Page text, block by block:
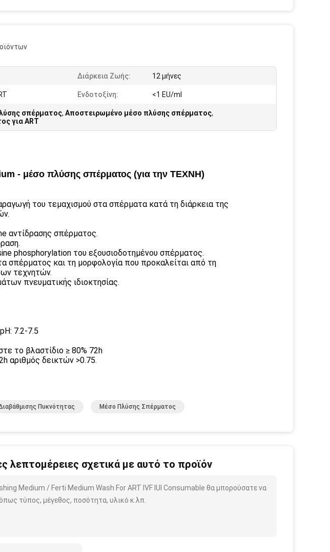
Διάρκεια Ζωής: 12 μήνες
Ενδοτοξίνη: <1 EU/ml
σπέρματος, Αποστειρωμένο μέσο πλύσης σπέρματος,
για ART
- μέσο πλύσης σπέρματος (για την ΤΕΧΝΗ)
του τεμαχισμού στα σπέρματα κατά τη διάρκεια της
αντίδρασης σπέρματος.
phosphorylation του εξουσιοδοτημένου σπέρματος.
σπέρματος και τη μορφολογία που προκαλείται από τη
τεχνητών.
πνευματικής ιδιοκτησίας.
7.2-7.5
το βλαστίδιο ≥ 80% 72h
αριθμός δεικτών >0.75.
Πυκνότητας Μέσο Πλύσης Σπέρματος
λεπτομέρειες σχετικά με αυτό το προϊόν
Medium / Ferti Medium Wash For ART IVF IUI Consumable θα μπορούσατε να
τύπος, μέγεθος, ποσότητα, υλικό κ.λπ.